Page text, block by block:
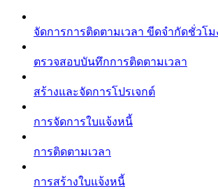
จัดการการติดตามเวลา ขีดจำกัดชั่วโ
ตรวจสอบบันทึกการติดตามเวลา
สร้างและจัดการโปรเจกต์
การจัดการใบแจ้งหนี้
การติดตามเวลา
การสร้างใบแจ้งหนี้